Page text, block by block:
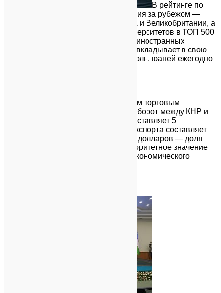
В рейтинге по
популярности получения образования за рубежом —
после США и Великобритании, а
по количеству университетов в ТОП 500
лучших вузов мира. Более 300 000 иностранных
студентов обучается в Китае. Китай вкладывает в свою
образовательную систему около 1 трлн. юаней ежегодно
Китай по традиции является главным торговым
партнером Узбекистана. Торговый оборот между КНР и
Узбекистаном на конец 2018 года составляет 5
миллиардов долларов США, доля экспорта составляет
2,2 млрд долларов США, а 2,8 млрд долларов — доля
импорта. Наша страна придает приоритетное значение
дальнейшему укреплению торговоэкономического